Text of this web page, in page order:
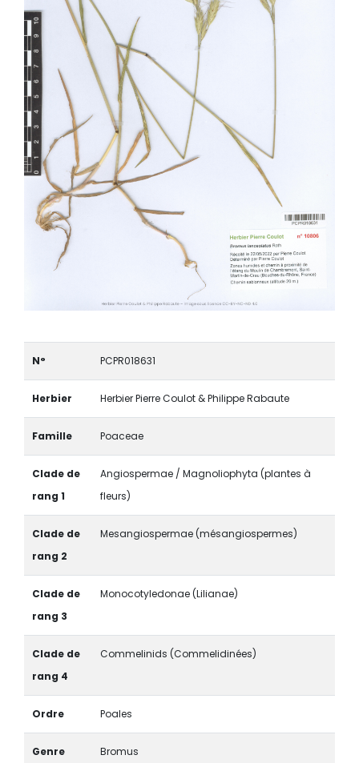
N° PCPR018631
Herbier Herbier Pierre Coulot & Philippe Rabaute
Famille Poaceae
Clade de
rang 1
Angiospermae / Magnoliophyta (plantes à
fleurs)
Clade de
rang 2
Mesangiospermae (mésangiospermes)
Clade de
rang 3
Monocotyledonae (Lilianae)
Clade de
rang 4
Commelinids (Commelidinées)
Ordre Poales
Genre Bromus